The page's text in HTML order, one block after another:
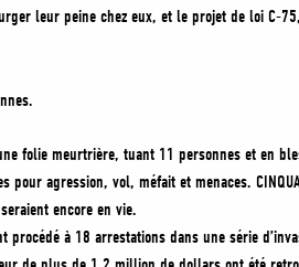
leur peine chez eux, et le projet de loi C-
folie meurtrière, tuant 11 personnes et en
agression, vol, méfait et menaces.
encore en vie.
procédé à 18 arrestations dans une série